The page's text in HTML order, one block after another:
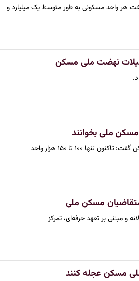
هر واحد مسکونی به طور متوسط یک میلیارد و…
نهضت ملی مسکن
ملی بخوانند
تا ۱۵۰ هزار واحد…
مسکن ملی
و مبتنی بر تعهد حرفه‌ای، تمرکز…
مسکن عجله کنند